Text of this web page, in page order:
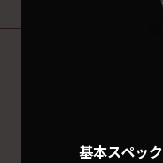
基本スペック